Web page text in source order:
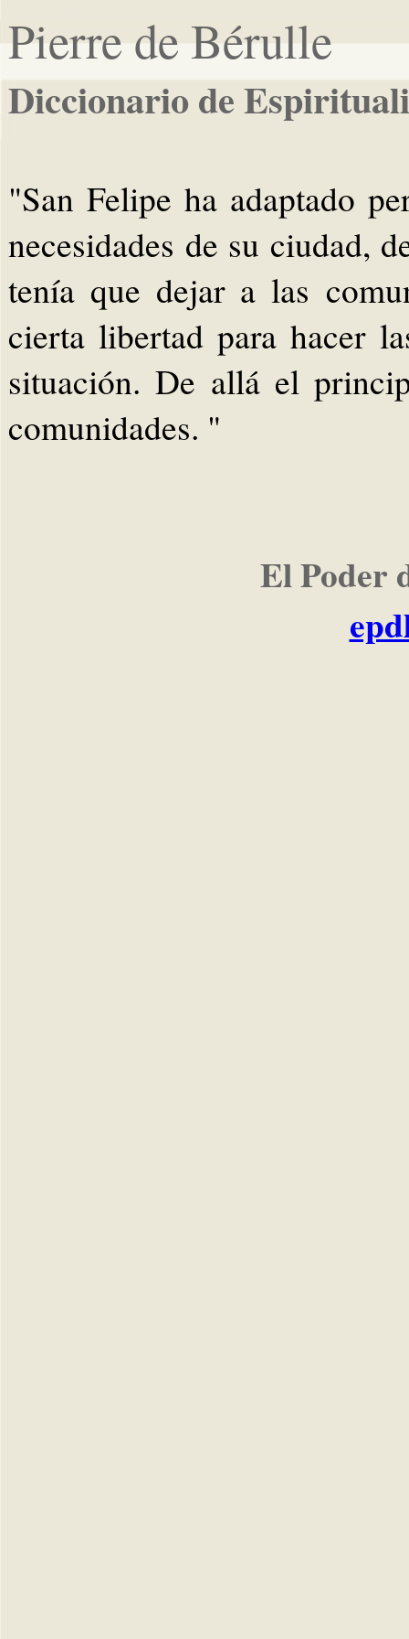
Pierre de Bérulle
Diccionario de
"San Felipe ha adaptado
necesidades de su ciudad,
tenía que dejar a las
cierta libertad para hacer
situación. De allá el
comunidades. "
El Poder